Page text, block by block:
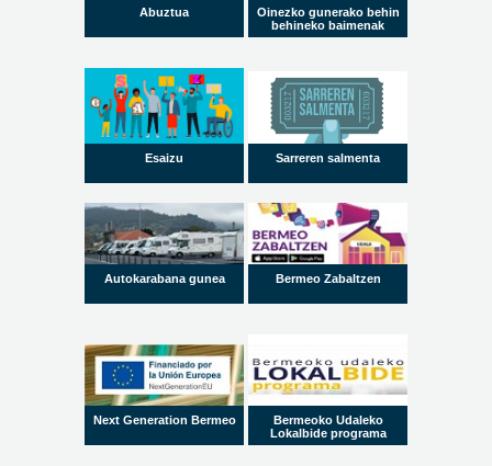
Abuztua
Oinezko gunerako behin
behineko baimenak
Esaizu Sarreren salmenta
Autokarabana gunea Bermeo Zabaltzen
Next Generation Bermeo
Bermeoko Udaleko
Lokalbide programa